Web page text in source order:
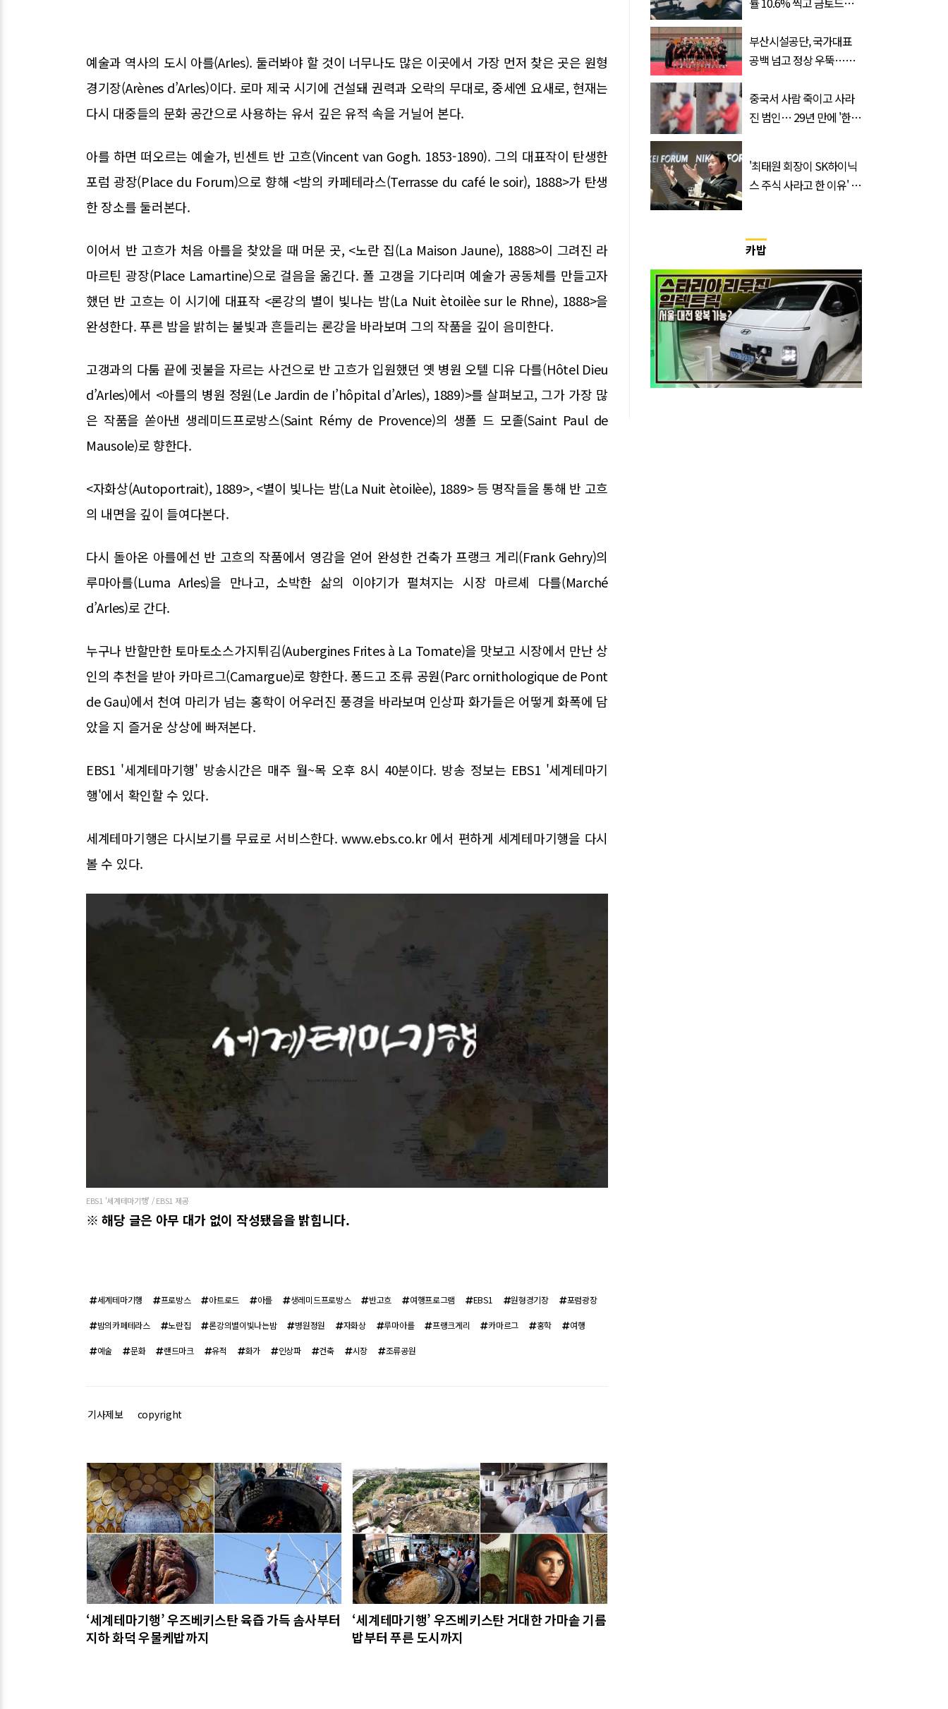
예술과 역사의 도시 아를(Arles). 둘러봐야 할 것이 너무나도 많은 이곳에서 가장 먼저 찾은 곳은 원형
경기장(Arènes d’Arles)이다. 로마 제국 시기에 건설돼 권력과 오락의 무대로, 중세엔 요새로, 현재는
다시 대중들의 문화 공간으로 사용하는 유서 깊은 유적 속을 거닐어 본다.
아를 하면 떠오르는 예술가, 빈센트 반 고흐(Vincent van Gogh. 1853-1890). 그의 대표작이 탄생한
포럼 광장(Place du Forum)으로 향해 <밤의 카페테라스(Terrasse du café le soir), 1888>가 탄생
한 장소를 둘러본다.
이어서 반 고흐가 처음 아를을 찾았을 때 머문 곳, <노란 집(La Maison Jaune), 1888>이 그려진 라
마르틴 광장(Place Lamartine)으로 걸음을 옮긴다. 폴 고갱을 기다리며 예술가 공동체를 만들고자
했던 반 고흐는 이 시기에 대표작 <론강의 별이 빛나는 밤(La Nuit ètoilèe sur le Rhne), 1888>을
완성한다. 푸른 밤을 밝히는 불빛과 흔들리는 론강을 바라보며 그의 작품을 깊이 음미한다.
고갱과의 다툼 끝에 귓불을 자르는 사건으로 반 고흐가 입원했던 옛 병원 오텔 디유 다를(Hôtel Dieu
d’Arles)에서 <아를의 병원 정원(Le Jardin de I’hôpital d’Arles), 1889)>를 살펴보고, 그가 가장 많
은 작품을 쏟아낸 생레미드프로방스(Saint Rémy de Provence)의 생폴 드 모졸(Saint Paul de
Mausole)로 향한다.
<자화상(Autoportrait), 1889>, <별이 빛나는 밤(La Nuit ètoilèe), 1889> 등 명작들을 통해 반 고흐
의 내면을 깊이 들여다본다.
다시 돌아온 아를에선 반 고흐의 작품에서 영감을 얻어 완성한 건축가 프랭크 게리(Frank Gehry)의
루마아를(Luma Arles)을 만나고, 소박한 삶의 이야기가 펼쳐지는 시장 마르셰 다를(Marché
d’Arles)로 간다.
누구나 반할만한 토마토소스가지튀김(Aubergines Frites à La Tomate)을 맛보고 시장에서 만난 상
인의 추천을 받아 카마르그(Camargue)로 향한다. 퐁드고 조류 공원(Parc ornithologique de Pont
de Gau)에서 천여 마리가 넘는 홍학이 어우러진 풍경을 바라보며 인상파 화가들은 어떻게 화폭에 담
았을 지 즐거운 상상에 빠져본다.
EBS1 '세계테마기행' 방송시간은 매주 월~목 오후 8시 40분이다. 방송 정보는 EBS1 '세계테마기
행'에서 확인할 수 있다.
세계테마기행은 다시보기를 무료로 서비스한다. www.ebs.co.kr 에서 편하게 세계테마기행을 다시
볼 수 있다.
EBS1 '세계테마기행' / EBS1 제공
※ 해당 글은 아무 대가 없이 작성됐음을 밝힙니다.
세계테마기행 프로방스 아트로드 아를 생레미드프로방스 반고흐 여행프로그램 EBS1 원형경기장 포럼광장
밤의카페테라스 노란집 론강의별이빛나는밤 병원정원 자화상 루마아를 프랭크게리 카마르그 홍학 여행
예술 문화 랜드마크 유적 화가 인상파 건축 시장 조류공원
기사제보 copyright
관련기사
‘세계테마기행’ 우즈베키스탄 육즙 가득 솜사부터
지하 화덕 우물케밥까지
‘세계테마기행’ 우즈베키스탄 거대한 가마솥 기름
밥부터 푸른 도시까지
마'
부산시설공단, 국가대표
공백 넘고 정상 우뚝…디
중국서 사람 죽이고 사라
진 범인… 29년 만에 '한
'최태원 회장이 SK하이닉
스 주식 사라고 한 이유' 글
카밥